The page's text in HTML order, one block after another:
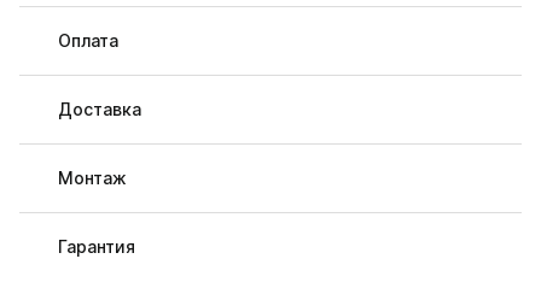
Оплата
Доставка
Монтаж
Гарантия